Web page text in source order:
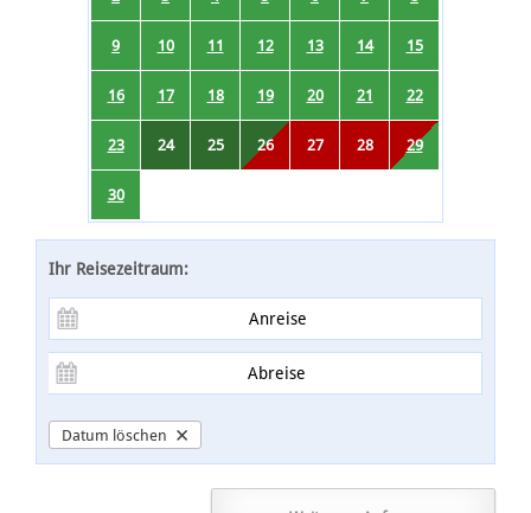
9 10 11 12 13 14 15
16 17 18 19 20 21 22
23 24 25 26 27 28 29
30
Ihr Reisezeitraum
Datum löschen